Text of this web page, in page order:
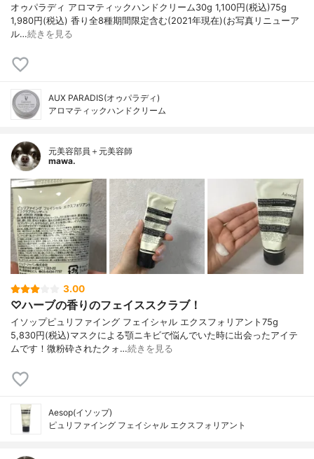
オゥパラディ アロマティックハンドクリーム30g 1,100円(税込)75g
1,980円(税込) 香り全8種期間限定含む(2021年現在)(お写真リニューア
ル…続きを見る
AUX PARADIS(オゥパラディ)
アロマティックハンドクリーム
元美容部員＋元美容師
mawa.
3.00
♡ハーブの香りのフェイススクラブ！
イソップピュリファイング フェイシャル エクスフォリアント75g
5,830円(税込)マスクによる顎ニキビで悩んでいた時に出会ったアイテ
ムです！微粉砕されたクォ…続きを見る
Aesop(イソップ)
ピュリファイング フェイシャル エクスフォリアント